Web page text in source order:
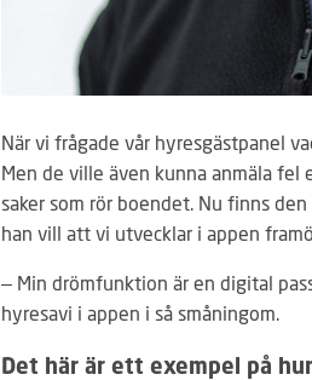
När vi frågade vår hyresgästpanel
Men de ville även kunna anmäla fel
saker som rör boendet. Nu finns
han vill att vi utvecklar i appen
– Min drömfunktion är en digital
hyresavi i appen i så småningom.
Det här är ett exempel på